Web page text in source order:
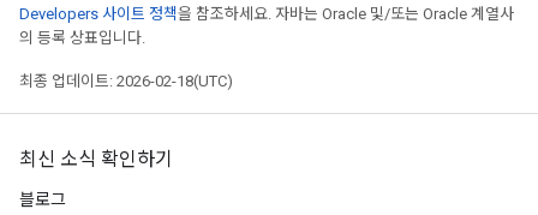
Developers 사이트 정책을 참조하세요. 자바는 Oracle 및/또는 Oracle 계열사
의 등록 상표입니다.
최종 업데이트: 2026-02-18(UTC)
최신 소식 확인하기
블로그